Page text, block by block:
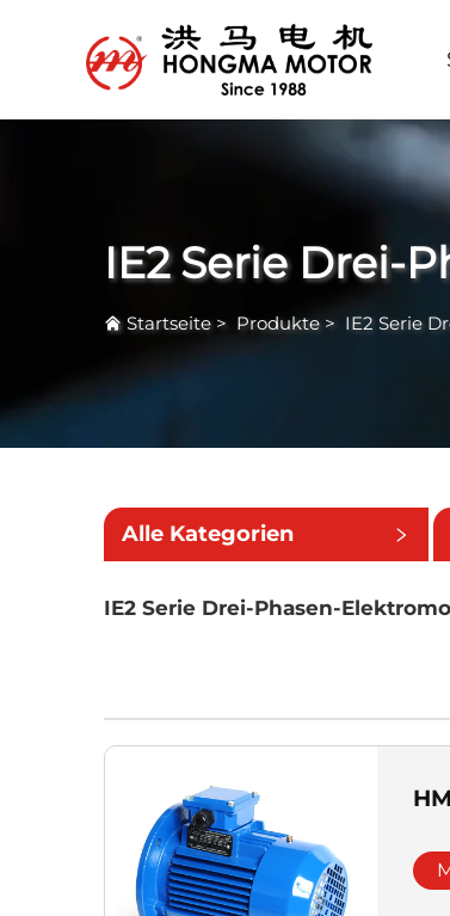
IE2 Serie Drei-
Startseite> Produkte> IE2 Serie
Alle Kategorien
IE2 Serie Drei-Phasen-